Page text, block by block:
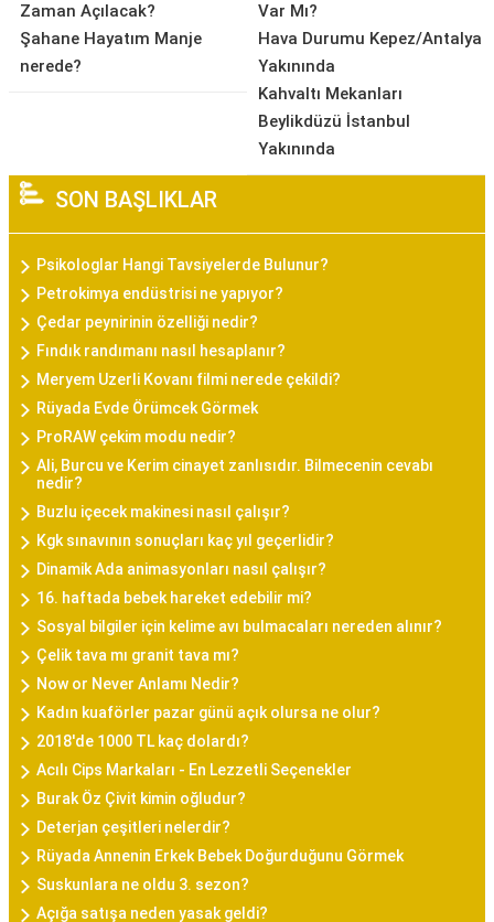
Zaman Açılacak?
Şahane Hayatım Manje
nerede?
Var Mı?
Hava Durumu Kepez/Antalya
Yakınında
Kahvaltı Mekanları
Beylikdüzü İstanbul
Yakınında
SON BAŞLIKLAR
Psikologlar Hangi Tavsiyelerde Bulunur?
Petrokimya endüstrisi ne yapıyor?
Çedar peynirinin özelliği nedir?
Fındık randımanı nasıl hesaplanır?
Meryem Uzerli Kovanı filmi nerede çekildi?
Rüyada Evde Örümcek Görmek
ProRAW çekim modu nedir?
Ali, Burcu ve Kerim cinayet zanlısıdır. Bilmecenin cevabı
nedir?
Buzlu içecek makinesi nasıl çalışır?
Kgk sınavının sonuçları kaç yıl geçerlidir?
Dinamik Ada animasyonları nasıl çalışır?
16. haftada bebek hareket edebilir mi?
Sosyal bilgiler için kelime avı bulmacaları nereden alınır?
Çelik tava mı granit tava mı?
Now or Never Anlamı Nedir?
Kadın kuaförler pazar günü açık olursa ne olur?
2018'de 1000 TL kaç dolardı?
Acılı Cips Markaları - En Lezzetli Seçenekler
Burak Öz Çivit kimin oğludur?
Deterjan çeşitleri nelerdir?
Rüyada Annenin Erkek Bebek Doğurduğunu Görmek
Suskunlara ne oldu 3. sezon?
Açığa satışa neden yasak geldi?